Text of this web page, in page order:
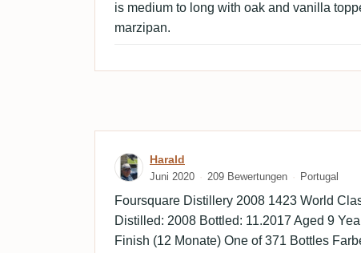
is medium to long with oak and vanilla
marzipan.
Bewertung von Harald
Harald
Juni 2020 209 Bewertungen Portugal
Foursquare Distillery 2008 1423 World
Distilled: 2008 Bottled: 11.2017 Aged 9
Finish (12 Monate) One of 371 Bottles